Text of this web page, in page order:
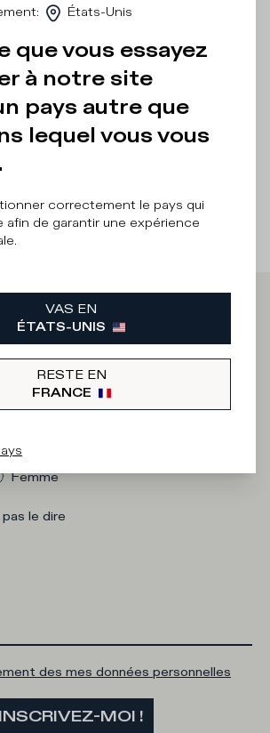
standard : nous vous recommandons
habituelle.
loading related productsThere was a
products
alla
intéresse ?
Femme
le dire
des mes données personnelles
INSCRIVEZ-MOI !
: États-Unis
que vous essayez
à notre site
pays autre que
lequel vous vous
correctement le pays qui
afin de garantir une expérience
VAS EN
ÉTATS-UNIS
RESTE EN
FRANCE